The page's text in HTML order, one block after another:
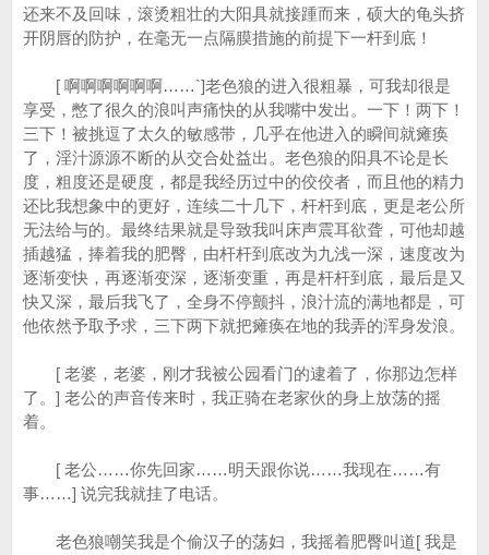
还来不及回味，滚烫粗壮的大阳具就接踵而来，硕大的龟头挤
开阴唇的防护，在毫无一点隔膜措施的前提下一杆到底！
[ 啊啊啊啊啊啊……`]老色狼的进入很粗暴，可我却很是
享受，憋了很久的浪叫声痛快的从我嘴中发出。一下！两下！
三下！被挑逗了太久的敏感带，几乎在他进入的瞬间就瘫痪
了，淫汁源源不断的从交合处益出。老色狼的阳具不论是长
度，粗度还是硬度，都是我经历过中的佼佼者，而且他的精力
还比我想象中的更好，连续二十几下，杆杆到底，更是老公所
无法给与的。最终结果就是导致我叫床声震耳欲聋，可他却越
插越猛，捧着我的肥臀，由杆杆到底改为九浅一深，速度改为
逐渐变快，再逐渐变深，逐渐变重，再是杆杆到底，最后是又
快又深，最后我飞了，全身不停颤抖，浪汁流的满地都是，可
他依然予取予求，三下两下就把瘫痪在地的我弄的浑身发浪。
[ 老婆，老婆，刚才我被公园看门的逮着了，你那边怎样
了。] 老公的声音传来时，我正骑在老家伙的身上放荡的摇
着。
[ 老公……你先回家……明天跟你说……我现在……有
事……] 说完我就挂了电话。
老色狼嘲笑我是个偷汉子的荡妇，我摇着肥臀叫道[ 我是